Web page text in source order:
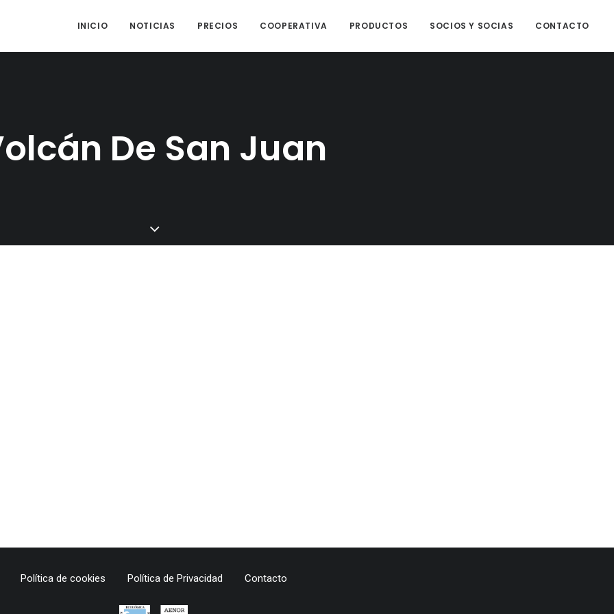
INICIO NOTICIAS PRECIOS COOPERATIVA PRODUCTOS SOCIOS Y SOCIAS CONTACTO
De San Juan
Política de cookies Política de Privacidad Contacto